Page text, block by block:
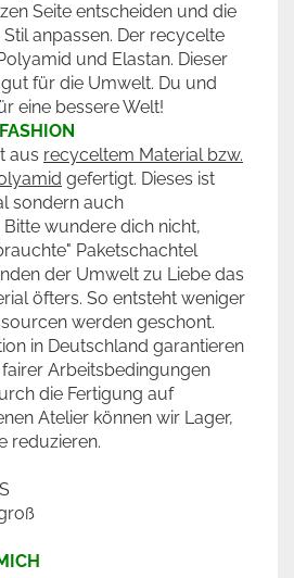
Seite entscheiden und die
anpassen. Der recycelte
und Elastan. Dieser
für die Umwelt. Du und
eine bessere Welt!
aus recyceltem Material bzw.
gefertigt. Dieses ist
sondern auch
wundere dich nicht,
Paketschachtel
der Umwelt zu Liebe das
öfters. So entsteht weniger
werden geschont.
in Deutschland garantieren
Arbeitsbedingungen
die Fertigung auf
Atelier können wir Lager,
reduzieren.